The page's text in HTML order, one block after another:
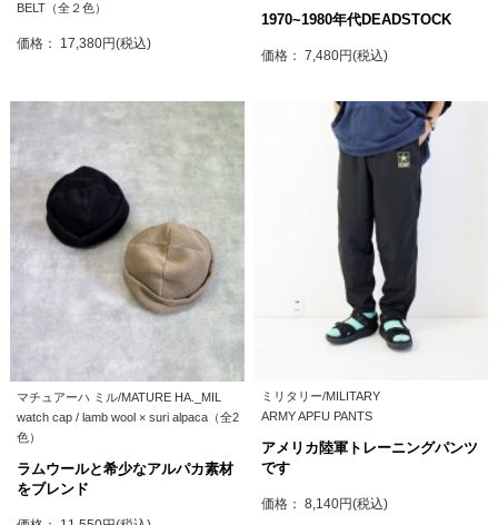
BELT（全２色）
価格： 17,380円(税込)
1970~1980年代DEADSTOCK
価格： 7,480円(税込)
マチュアーハ ミル/MATURE HA._MIL
watch cap / lamb wool × suri alpaca（全2
色）
ラムウールと希少なアルパカ素材
をブレンド
ミリタリー/MILITARY
ARMY APFU PANTS
アメリカ陸軍トレーニングパンツ
です
価格： 8,140円(税込)